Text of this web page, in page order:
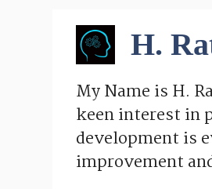
H.
My Name is H.
keen interest in
development is
improvement